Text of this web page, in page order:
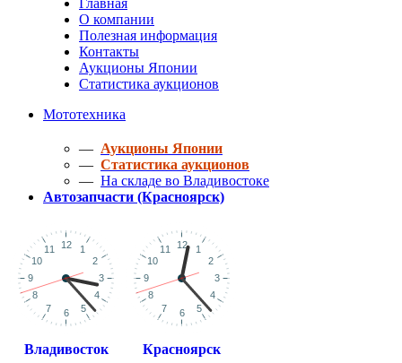
Главная
О компании
Полезная информация
Контакты
Аукционы Японии
Статистика аукционов
Мототехника
— Аукционы Японии
— Статистика аукционов
— На складе во Владивостоке
Автозапчасти (Красноярск)
Владивосток Красноярск